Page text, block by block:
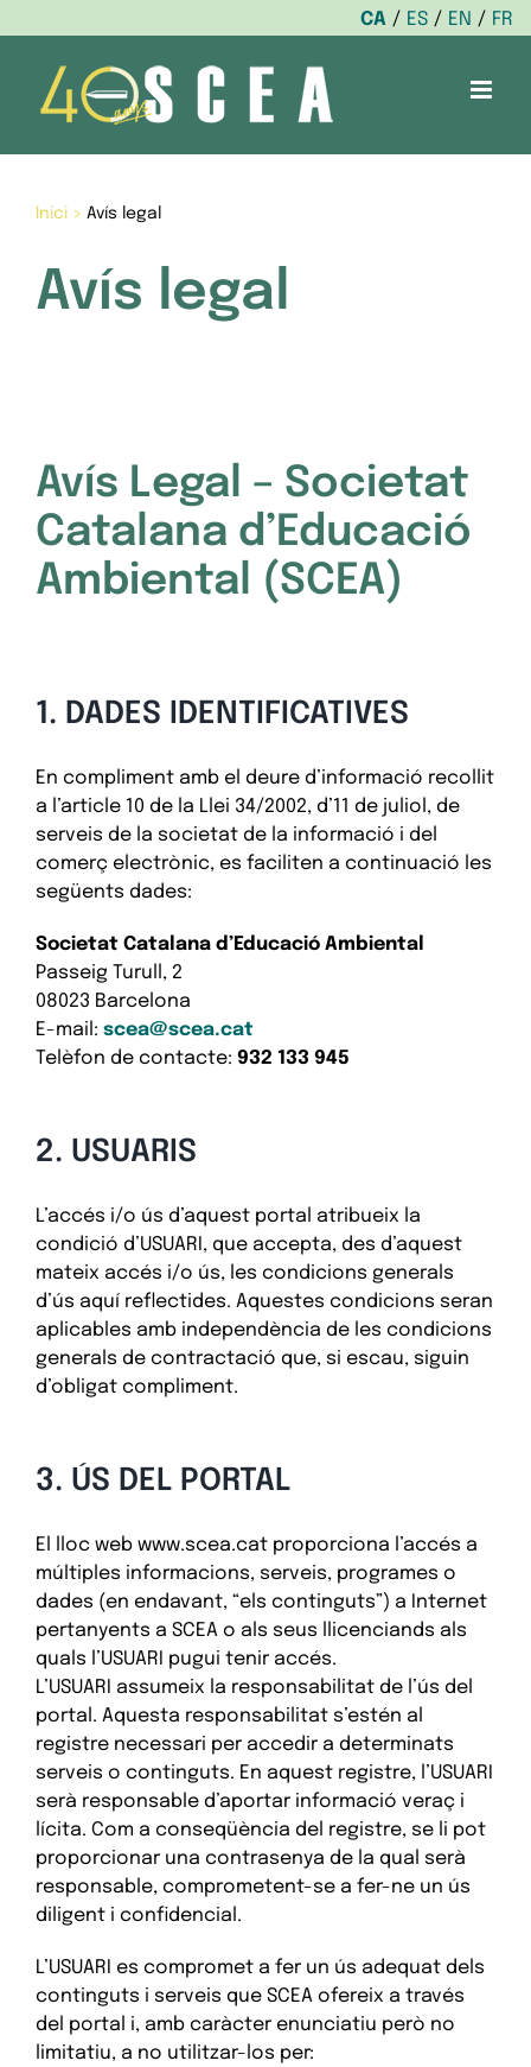
CA ES EN
FR
content
Inici> Avís legal
Avís legal
Avís Legal – Societat
Catalana d’Educació
Ambiental (SCEA)
1. DADES IDENTIFICATIVES
En compliment amb el deure d’informació recollit
a l’article 10 de la Llei 34/2002, d’11 de juliol, de
serveis de la societat de la informació i del
comerç electrònic, es faciliten a continuació les
següents dades:
Societat Catalana d’Educació Ambiental
Passeig Turull, 2
08023 Barcelona
E-mail: scea@scea.cat
Telèfon de contacte: 932 133 945
2. USUARIS
L’accés i/o ús d’aquest portal atribueix la
condició d’USUARI, que accepta, des d’aquest
mateix accés i/o ús, les condicions generals
d’ús aquí reflectides. Aquestes condicions seran
aplicables amb independència de les condicions
generals de contractació que, si escau, siguin
d’obligat compliment.
3. ÚS DEL PORTAL
El lloc web www.scea.cat proporciona l’accés a
múltiples informacions, serveis, programes o
dades (en endavant, “els continguts”) a Internet
pertanyents a SCEA o als seus llicenciands als
quals l’USUARI pugui tenir accés.
L’USUARI assumeix la responsabilitat de l’ús del
portal. Aquesta responsabilitat s’estén al
registre necessari per accedir a determinats
serveis o continguts. En aquest registre, l’USUARI
serà responsable d’aportar informació veraç i
lícita. Com a conseqüència del registre, se li pot
proporcionar una contrasenya de la qual serà
responsable, comprometent-se a fer-ne un ús
diligent i confidencial.
L’USUARI es compromet a fer un ús adequat dels
continguts i serveis que SCEA ofereix a través
del portal i, amb caràcter enunciatiu però no
limitatiu, a no utilitzar-los per: